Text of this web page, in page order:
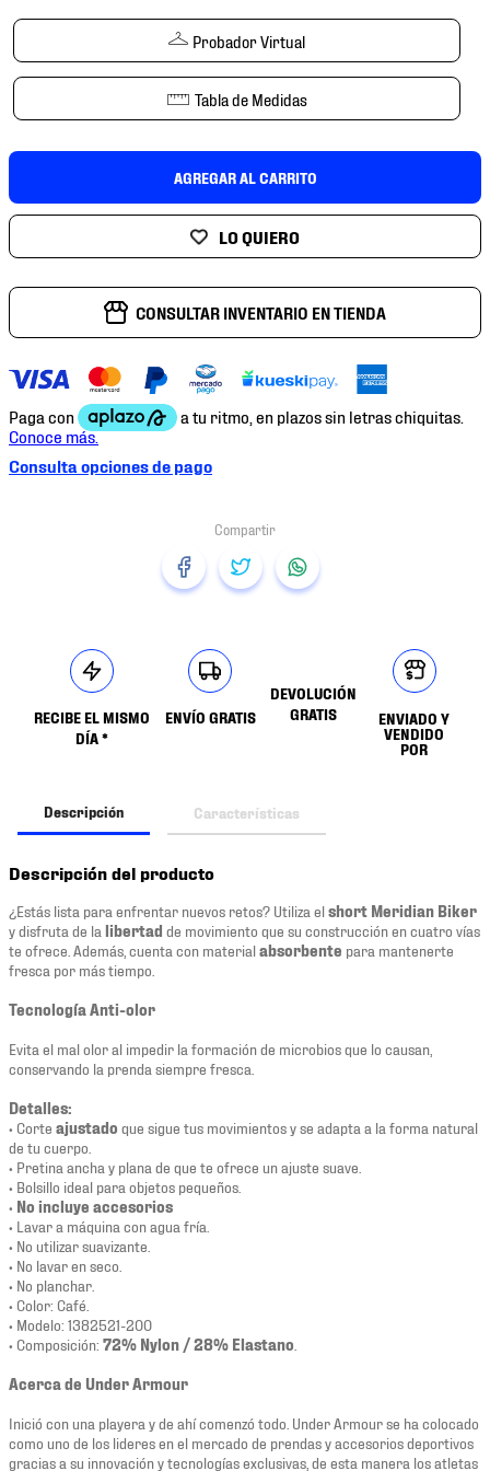
Probador Virtual
Tabla de Medidas
AGREGAR AL CARRITO
CONSULTAR INVENTARIO EN TIENDA
Consulta opciones de pago
RECIBE EL MISMO
DÍA *
ENVÍO GRATIS
DEVOLUCIÓN
GRATIS
ENVIADO Y
VENDIDO
POR
Descripción Características
Descripción del producto
¿Estás lista para enfrentar nuevos retos? Utiliza elshort Meridian Biker
y disfruta de la libertad de movimiento que su construcción en cuatro vías
te ofrece. Además, cuenta con materialabsorbente para mantenerte
fresca por más tiempo.
Tecnología Anti-olor
Evita el mal olor al impedir la formación de microbios que lo causan,
conservando la prenda siempre fresca.
Detalles:
• Corte ajustado que sigue tus movimientos y se adapta a la forma natural
de tu cuerpo.
• Pretina ancha y plana de que te ofrece un ajuste suave.
• Bolsillo ideal para objetos pequeños.
• No incluye accesorios
• Lavar a máquina con agua fría.
• No utilizar suavizante.
• No lavar en seco.
• No planchar.
• Color: Café.
• Modelo: 1382521-200
• Composición: 72% Nylon / 28% Elastano
Acerca de Under Armour
Inició con una playera y de ahí comenzó todo. Under Armour se ha colocado
como uno de los lideres en el mercado de prendas y accesorios deportivos
gracias a su innovación y tecnologías exclusivas, de esta manera los atletas
10. tenis nike